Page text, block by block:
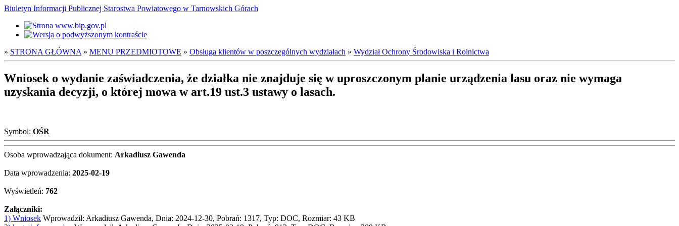
Biuletyn Informacji Publicznej Starostwa Powiatowego w Tarnowskich Górach
» STRONA GŁÓWNA » MENU PRZEDMIOTOWE » Obsługa klientów w poszczególnych wydziałach » Wydział Ochrony Środowiska i Rolnictwa
Wniosek o wydanie zaświadczenia, że działka nie znajduje się w uproszczonym planie urządzenia lasu oraz nie wymaga
uzyskania decyzji, o której mowa w art.19 ust.3 ustawy o lasach.
Symbol: OŚR
Osoba wprowadzająca dokument: Arkadiusz Gawenda
Data wprowadzenia: 2025-02-19
Wyświetleń: 762
Załączniki:
1) Wniosek Wprowadził: Arkadiusz Gawenda, Dnia: 2024-12-30, Pobrań: 1317, Typ: DOC, Rozmiar: 43 KB